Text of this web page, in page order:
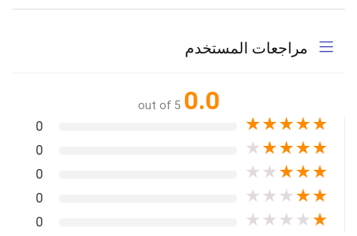
مراجعات المستخدم
0.0
out of 5
★
★
★
★
★
0
★
★
★
★
★
0
★
★
★
★
★
0
★
★
★
★
★
0
★
★
★
★
★
0